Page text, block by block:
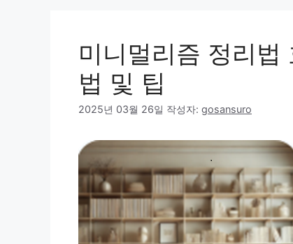
미니멀리즘 정리
법 및 팁
2025년 03월 26일 작성자: gosansuro